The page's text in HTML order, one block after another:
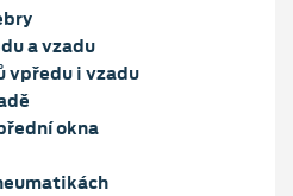
a vzadu
vpředu i vzadu
okna